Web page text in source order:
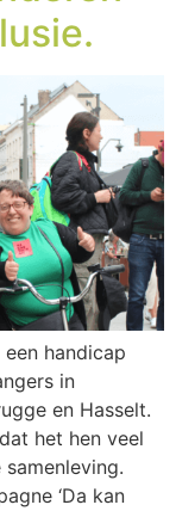
handicap
in
en Hasselt.
het hen veel
‘Da kan